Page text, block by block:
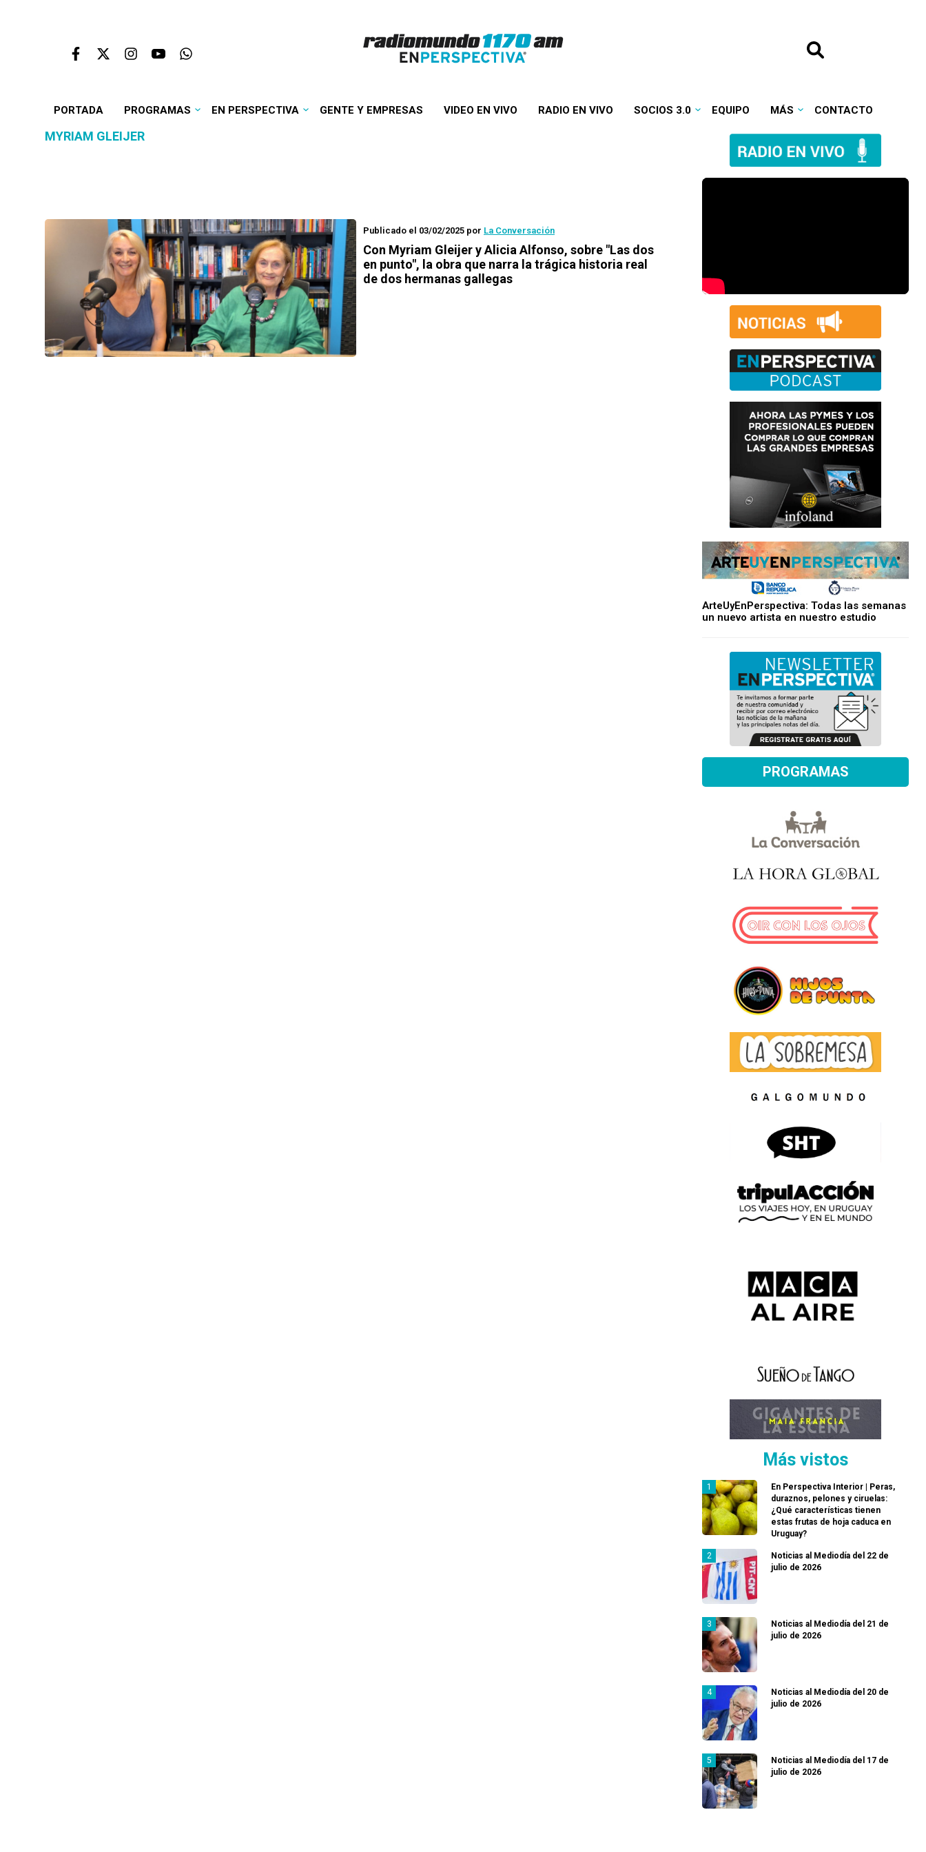
PORTADA PROGRAMAS EN PERSPECTIVA GENTE Y EMPRESAS VIDEO EN VIVO RADIO EN VIVO SOCIOS 3.0 EQUIPO MÁS CONTACTO
MYRIAM GLEIJER
Publicado el 03/02/2025 por La Conversación
Con Myriam Gleijer y Alicia Alfonso, sobre "Las dos
en punto", la obra que narra la trágica historia real
de dos hermanas gallegas
ArteUyEnPerspectiva: Todas las semanas
un nuevo artista en nuestro estudio
PROGRAMAS
Más vistos
En Perspectiva Interior | Peras,
duraznos, pelones y ciruelas:
¿Qué características tienen
estas frutas de hoja caduca en
Uruguay?
Noticias al Mediodía del 22 de
julio de 2026
Noticias al Mediodía del 21 de
julio de 2026
Noticias al Mediodía del 20 de
julio de 2026
Noticias al Mediodía del 17 de
julio de 2026